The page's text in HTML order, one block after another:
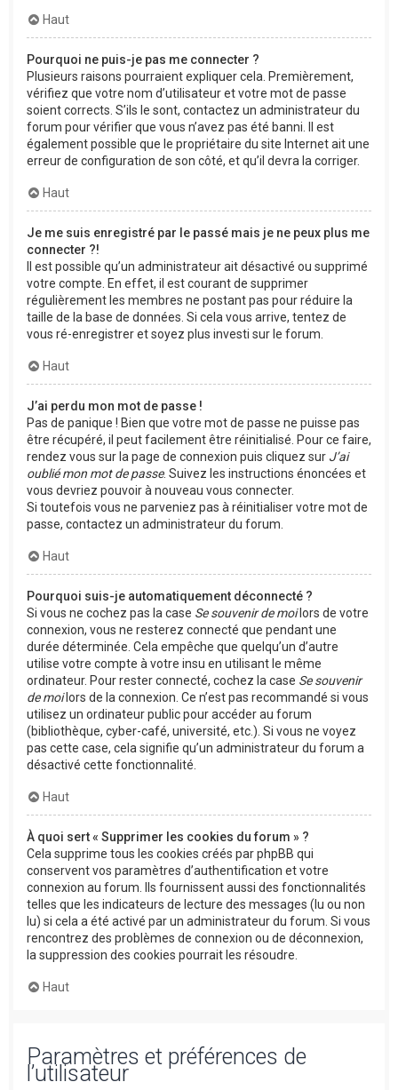
Haut
Pourquoi ne puis-je pas me connecter ?
Plusieurs raisons pourraient expliquer cela. Premièrement,
vérifiez que votre nom d’utilisateur et votre mot de passe
soient corrects. S’ils le sont, contactez un administrateur du
forum pour vérifier que vous n’avez pas été banni. Il est
également possible que le propriétaire du site Internet ait une
erreur de configuration de son côté, et qu’il devra la corriger.
Haut
Je me suis enregistré par le passé mais je ne peux plus me
connecter ?!
Il est possible qu’un administrateur ait désactivé ou supprimé
votre compte. En effet, il est courant de supprimer
régulièrement les membres ne postant pas pour réduire la
taille de la base de données. Si cela vous arrive, tentez de
vous ré-enregistrer et soyez plus investi sur le forum.
Haut
J’ai perdu mon mot de passe !
Pas de panique ! Bien que votre mot de passe ne puisse pas
être récupéré, il peut facilement être réinitialisé. Pour ce faire,
rendez vous sur la page de connexion puis cliquez sur J’ai
oublié mon mot de passe. Suivez les instructions énoncées et
vous devriez pouvoir à nouveau vous connecter.
Si toutefois vous ne parveniez pas à réinitialiser votre mot de
passe, contactez un administrateur du forum.
Haut
Pourquoi suis-je automatiquement déconnecté ?
Si vous ne cochez pas la case Se souvenir de moilors de votre
connexion, vous ne resterez connecté que pendant une
durée déterminée. Cela empêche que quelqu’un d’autre
utilise votre compte à votre insu en utilisant le même
ordinateur. Pour rester connecté, cochez la case Se souvenir
de moilors de la connexion. Ce n’est pas recommandé si vous
utilisez un ordinateur public pour accéder au forum
(bibliothèque, cyber-café, université, etc.). Si vous ne voyez
pas cette case, cela signifie qu’un administrateur du forum a
désactivé cette fonctionnalité.
Haut
À quoi sert « Supprimer les cookies du forum » ?
Cela supprime tous les cookies créés par phpBB qui
conservent vos paramètres d’authentification et votre
connexion au forum. Ils fournissent aussi des fonctionnalités
telles que les indicateurs de lecture des messages (lu ou non
lu) si cela a été activé par un administrateur du forum. Si vous
rencontrez des problèmes de connexion ou de déconnexion,
la suppression des cookies pourrait les résoudre.
Haut
Paramètres et préférences de
l’utilisateur